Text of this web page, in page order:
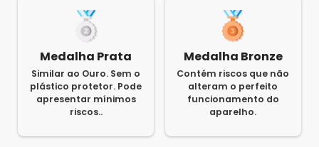
Medalha Prata
Similar ao Ouro. Sem o
plástico protetor. Pode
apresentar mínimos
riscos..
Medalha Bronze
Contém riscos que não
alteram o perfeito
funcionamento do
aparelho.